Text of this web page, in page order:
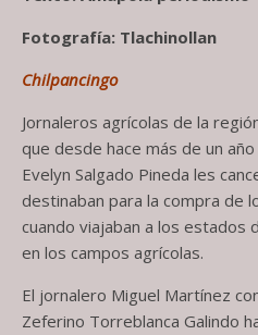
Fotografía: Tlachinollan
Chilpancingo
Jornaleros agrícolas de la
que desde hace más de un
Evelyn Salgado Pineda les
destinaban para la compra de
cuando viajaban a los estados
en los campos agrícolas.
El jornalero Miguel Martínez
Zeferino Torreblanca Galindo